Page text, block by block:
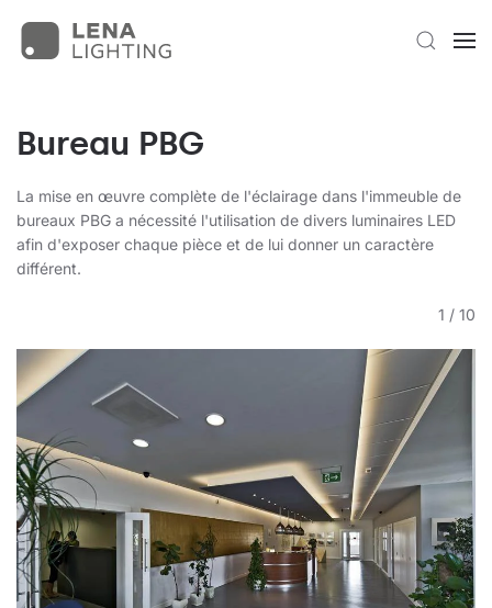
Bureau PBG
La mise en œuvre complète de l'éclairage dans l'immeuble de
bureaux PBG a nécessité l'utilisation de divers luminaires LED
afin d'exposer chaque pièce et de lui donner un caractère
différent.
1 / 10